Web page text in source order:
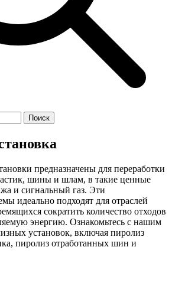
Поиск
предназначены для переработки
шины и шлам, в такие ценные
и сигнальный газ. Эти
идеально подходят для отраслей
сократить количество отходов
энергию. Ознакомьтесь с нашим
установок, включая пиролиз
пиролиз отработанных шин и